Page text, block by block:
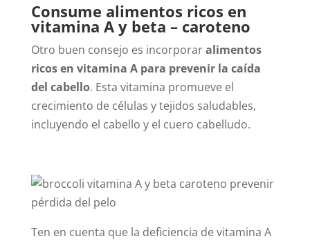
Consume alimentos ricos en
vitamina A y beta – caroteno
Otro buen consejo es incorporaralimentos
ricos en vitamina A para prevenir la caída
del cabello. Esta vitamina promueve el
crecimiento de células y tejidos saludables,
incluyendo el cabello y el cuero cabelludo.
Ten en cuenta que la deficiencia de vitamina A